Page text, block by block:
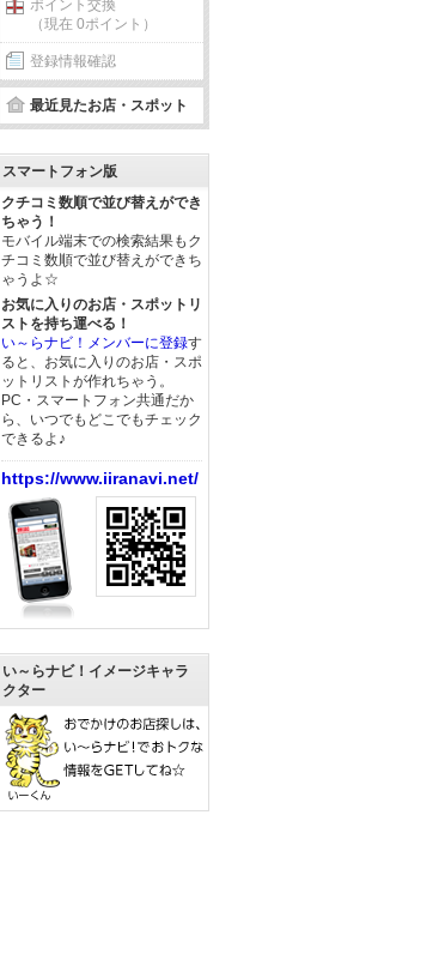
ポイント交換
（現在 0ポイント）
登録情報確認
最近見たお店・スポット
スマートフォン版
クチコミ数順で並び替えができ
ちゃう！
モバイル端末での検索結果もク
チコミ数順で並び替えができち
ゃうよ☆
お気に入りのお店・スポットリ
ストを持ち運べる！
い～らナビ！メンバーに登録す
ると、お気に入りのお店・スポ
ットリストが作れちゃう。
PC・スマートフォン共通だか
ら、いつでもどこでもチェック
できるよ♪
https://www.iiranavi.net/
い～らナビ！イメージキャラ
クター